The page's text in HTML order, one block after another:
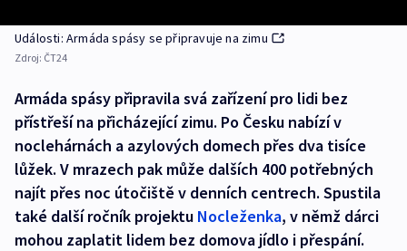
Události: Armáda spásy se připravuje na zimu
Zdroj: ČT24
Armáda spásy připravila svá zařízení pro lidi bez
přístřeší na přicházející zimu. Po Česku nabízí v
noclehárnách a azylových domech přes dva tisíce
lůžek. V mrazech pak může dalších 400 potřebných
najít přes noc útočiště v denních centrech. Spustila
také další ročník projektu Nocleženka, v němž dárci
mohou zaplatit lidem bez domova jídlo i přespání.